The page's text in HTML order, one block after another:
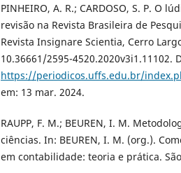
PINHEIRO, A. R.; CARDOSO, S. P. O
revisão na Revista Brasileira de
Revista Insignare Scientia, Cerro
10.36661/2595-4520.2020v3i1.11102.
https://periodicos.uffs.edu.br/
em: 13 mar. 2024.
RAUPP, F. M.; BEUREN, I. M.
ciências. In: BEUREN, I. M. (org.).
em contabilidade: teoria e prática.